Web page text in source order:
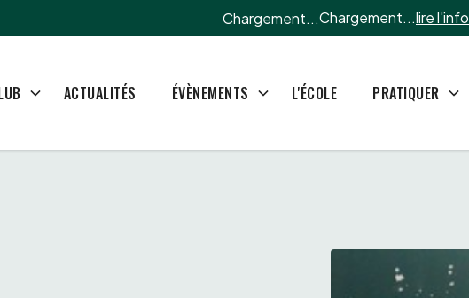
Chargement...Chargement...lire l'info
ACTUALITÉS ÉVÈNEMENTS L'ÉCOLE PRATIQUER